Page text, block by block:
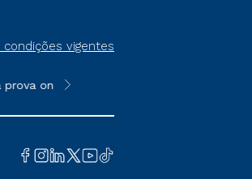
vigentes
line ou agendada, que ofertam
**Semipresencial é um formato do